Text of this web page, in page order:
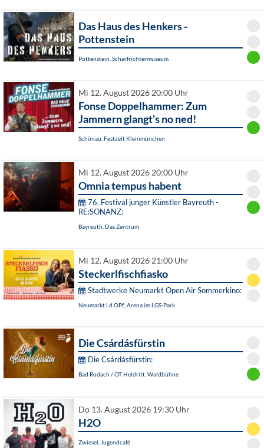
Das Haus des Henkers -
Pottenstein
Pottenstein, Scharfrichtermuseum
Mi 12. August 2026 20:00 Uhr
Fonse Doppelhammer: Zum
Jammern glangt's no ned!
Schönau, Festzelt Kleinmünchen
Mi 12. August 2026 20:00 Uhr
Omnia tempus habent
76. Festival junger Künstler Bayreuth -
RE:SONANZ:
Bayreuth, Das Zentrum
Mi 12. August 2026 21:00 Uhr
Steckerlfischfiasko
Stadtwerke Neumarkt Open Air Sommerkino:
Neumarkt i.d.OPf., Arena im LGS-Park
Die Csárdásfürstin
Die Csárdásfürstin:
Bad Rodach / OT Heldritt, Waldbühne
Do 13. August 2026 19:30 Uhr
H2O
Zwiesel, Jugendcafé